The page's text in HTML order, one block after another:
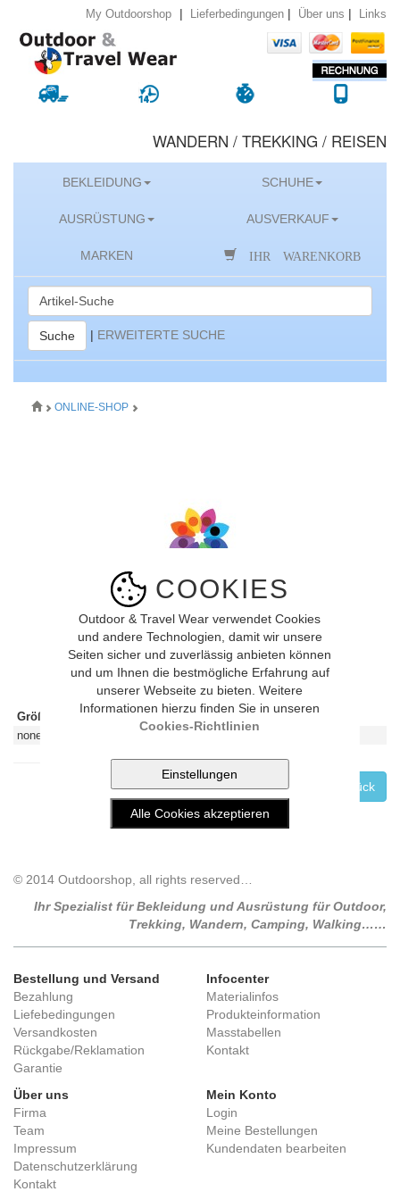
COOKIES
Outdoor & Travel Wear verwendet Cookies
und andere Technologien, damit wir unsere
Seiten sicher und zuverlässig anbieten können
und um Ihnen die bestmögliche Erfahrung auf
unserer Webseite zu bieten. Weitere
Informationen hierzu finden Sie in unseren
Cookies-Richtlinien
My Outdoorshop | Lieferbedingungen | Über uns | Links
WANDERN / TREKKING / REISEN
BEKLEIDUNG SCHUHE
AUSRÜSTUNG AUSVERKAUF
MARKEN IHR WARENKORB
Suche | ERWEITERTE SUCHE
ONLINE-SHOP
Bild vergrössern
Größe:
none
Zurück
© 2014 Outdoorshop, all rights reserved…
Ihr Spezialist für Bekleidung und Ausrüstung für Outdoor,
Trekking, Wandern, Camping, Walking……
Bestellung und Versand
Bezahlung
Liefebedingungen
Versandkosten
Rückgabe/Reklamation
Garantie
Infocenter
Materialinfos
Produkteinformation
Masstabellen
Kontakt
Über uns
Firma
Team
Impressum
Datenschutzerklärung
Kontakt
Mein Konto
Login
Meine Bestellungen
Kundendaten bearbeiten